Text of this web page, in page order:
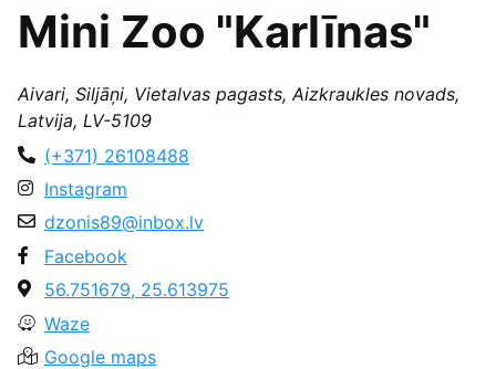
Mini Zoo "Karlīnas"
Aivari, Siljāņi, Vietalvas pagasts, Aizkraukles novads,
Latvija, LV-5109
(+371) 26108488
Instagram
dzonis89@inbox.lv
Facebook
56.751679, 25.613975
Waze
Google maps